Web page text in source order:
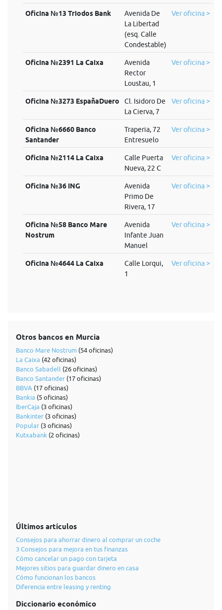
Oficina №13 Triodos Bank
Avenida De
La Libertad
(esq. Calle
Condestable)
Ver oficina >
Oficina №2391 La Caixa
Avenida
Rector
Loustau, 1
Ver oficina >
Oficina №3273 EspañaDuero
Cl. Isidoro De
La Cierva, 7
Ver oficina >
Oficina №6660 Banco
Santander
Traperia, 72
Entresuelo
Ver oficina >
Oficina №2114 La Caixa
Calle Puerta
Nueva, 22 C
Ver oficina >
Oficina №36 ING
Avenida
Primo De
Rivera, 17
Ver oficina >
Oficina №58 Banco Mare
Nostrum
Avenida
Infante Juan
Manuel
Ver oficina >
Oficina №4644 La Caixa
Calle Lorqui,
1
Ver oficina >
Otros bancos en Murcia
Banco Mare Nostrum (54 oficinas)
La Caixa (42 oficinas)
Banco Sabadell (26 oficinas)
Banco Santander (17 oficinas)
BBVA (17 oficinas)
Bankia (5 oficinas)
IberCaja (3 oficinas)
Bankinter (3 oficinas)
Popular (3 oficinas)
Kutxabank (2 oficinas)
Últimos artículos
Consejos para ahorrar dinero al comprar un coche
3 Consejos para mejora en tus finanzas
Cómo cancelar un pago con tarjeta
Mejores sitios para guardar dinero en casa
Cómo funcionan los bancos
Diferencia entre leasing y renting
Diccionario económico